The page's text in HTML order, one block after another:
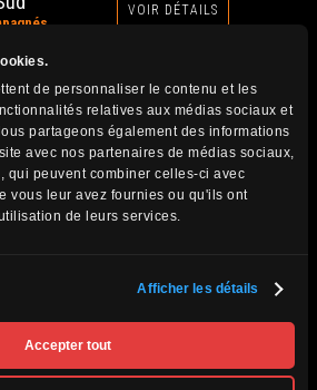
de personnaliser le contenu et les
relatives aux médias sociaux et
partageons également des informations
avec nos partenaires de médias sociaux,
qui peuvent combiner celles-ci avec
vous leur avez fournies ou qu'ils ont
de leurs services.
Afficher les détails
Accepter tout
VOIR DÉTAILS
et
VOIR DÉTAILS